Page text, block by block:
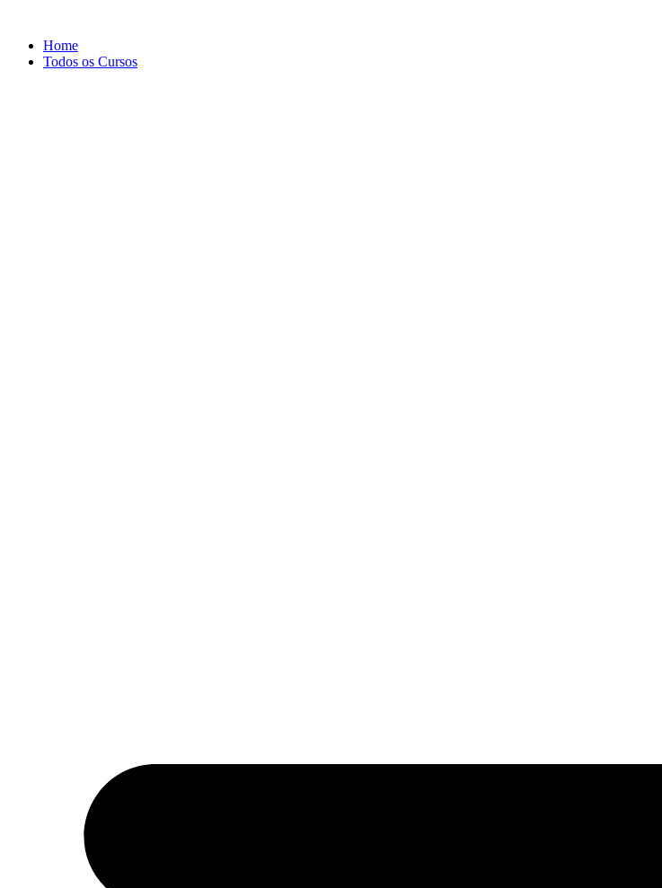
conteúdo
Home
Todos os Cursos